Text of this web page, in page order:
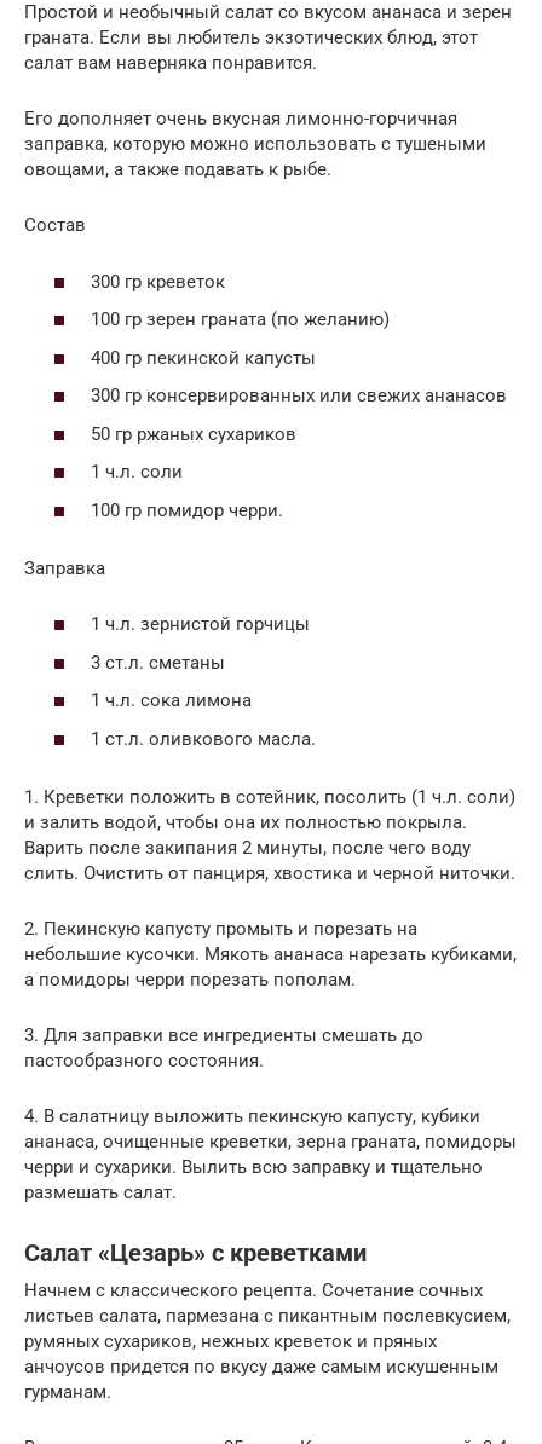
Простой и необычный салат со вкусом ананаса и зерен
граната. Если вы любитель экзотических блюд, этот
салат вам наверняка понравится.
Его дополняет очень вкусная лимонно-горчичная
заправка, которую можно использовать с тушеными
овощами, а также подавать к рыбе.
Состав
300 гр креветок
100 гр зерен граната (по желанию)
400 гр пекинской капусты
300 гр консервированных или свежих ананасов
50 гр ржаных сухариков
1 ч.л. соли
100 гр помидор черри.
Заправка
1 ч.л. зернистой горчицы
3 ст.л. сметаны
1 ч.л. сока лимона
1 ст.л. оливкового масла.
1. Креветки положить в сотейник, посолить (1 ч.л. соли)
и залить водой, чтобы она их полностью покрыла.
Варить после закипания 2 минуты, после чего воду
слить. Очистить от панциря, хвостика и черной ниточки.
2. Пекинскую капусту промыть и порезать на
небольшие кусочки. Мякоть ананаса нарезать кубиками,
а помидоры черри порезать пополам.
3. Для заправки все ингредиенты смешать до
пастообразного состояния.
4. В салатницу выложить пекинскую капусту, кубики
ананаса, очищенные креветки, зерна граната, помидоры
черри и сухарики. Вылить всю заправку и тщательно
размешать салат.
Салат «Цезарь» с креветками
Начнем с классического рецепта. Сочетание сочных
листьев салата, пармезана с пикантным послевкусием,
румяных сухариков, нежных креветок и пряных
анчоусов придется по вкусу даже самым искушенным
гурманам.